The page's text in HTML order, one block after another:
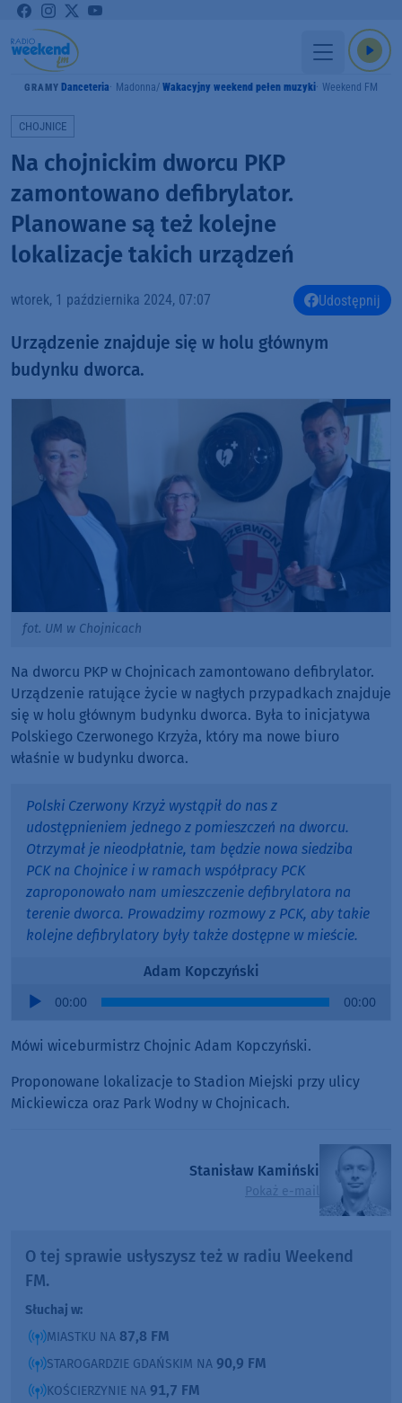
GRAMY Danceteria Madonna Wakacyjny weekend pełen muzyki Weekend FM
CHOJNICE
Na chojnickim dworcu PKP
zamontowano defibrylator.
Planowane są też kolejne
lokalizacje takich urządzeń
wtorek, 1 października 2024, 07:07 Udostępnij
Urządzenie znajduje się w holu głównym
budynku dworca.
fot. UM w Chojnicach
Na dworcu PKP w Chojnicach zamontowano defibrylator.
Urządzenie ratujące życie w nagłych przypadkach znajduje
się w holu głównym budynku dworca. Była to inicjatywa
Polskiego Czerwonego Krzyża, który ma nowe biuro
właśnie w budynku dworca.
Polski Czerwony Krzyż wystąpił do nas z
udostępnieniem jednego z pomieszczeń na dworcu.
Otrzymał je nieodpłatnie, tam będzie nowa siedziba
PCK na Chojnice i w ramach współpracy PCK
zaproponowało nam umieszczenie defibrylatora na
terenie dworca. Prowadzimy rozmowy z PCK, aby takie
kolejne defibrylatory były także dostępne w mieście.
Adam Kopczyński
Audio
00:00 00:00
Mówi wiceburmistrz Chojnic Adam Kopczyński.
Proponowane lokalizacje to Stadion Miejski przy ulicy
Mickiewicza oraz Park Wodny w Chojnicach.
Stanisław Kamiński
Pokaż e-mail
O tej sprawie usłyszysz też w radiu Weekend
FM.
Słuchaj w:
MIASTKU NA 87,8 FM
STAROGARDZIE GDAŃSKIM NA 90,9 FM
KOŚCIERZYNIE NA 91,7 FM